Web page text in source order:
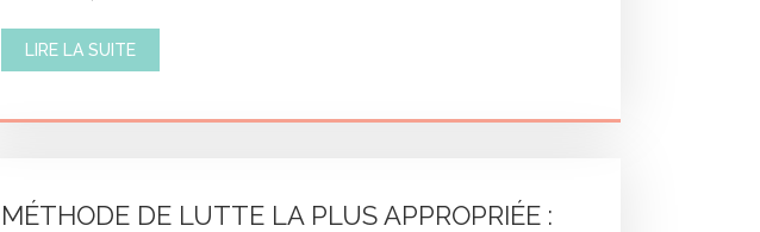
LIRE LA SUITE
MÉTHODE DE LUTTE LA PLUS APPROPRIÉE :